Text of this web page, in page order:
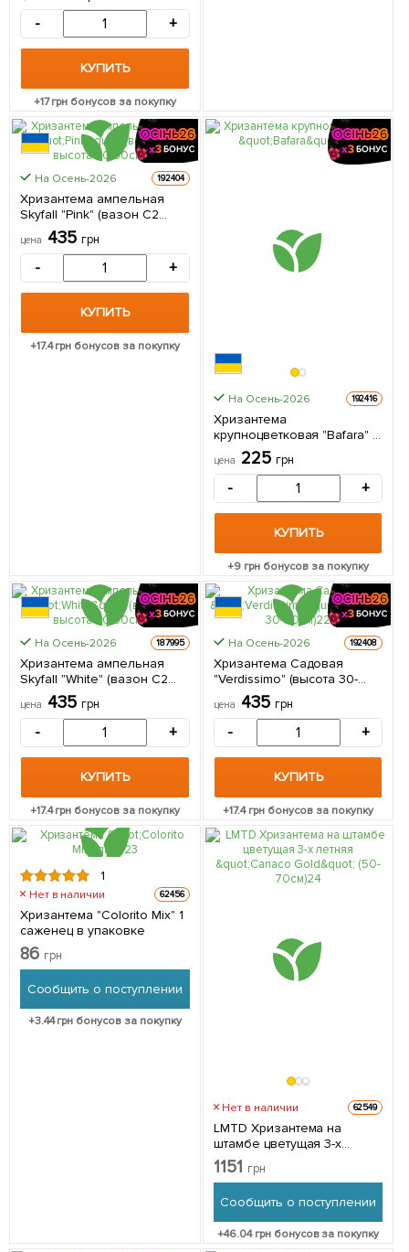
- +
КУПИТЬ
+17грн бонусов за покупку
КРУПНОМЕР
На Осень-2026 192404
Хризантема ампельная
Skyfall "Pink" (вазон C2
высота 20-30см) 1 саженец
в упаковке
цена 435 грн
- +
КУПИТЬ
+17.4грн бонусов за покупку
На Осень-2026 192416
Хризантема
крупноцветковая "Bafara" 1
саженец в упаковке
цена 225 грн
- +
КУПИТЬ
+9 грн бонусов за покупку
На Осень-2026 187995
Хризантема ампельная
Skyfall "White" (вазон C2
высота 20-30см) 1 саженец
в упаковке
цена 435 грн
- +
КУПИТЬ
+17.4грн бонусов за покупку
КРУПНОМЕР
На Осень-2026 192408
Хризантема Садовая
"Verdissimo" (высота 30-
50см) 1 саженец в
упаковке
цена 435 грн
- +
КУПИТЬ
+17.4грн бонусов за покупку
1
Нет в наличии 62456
Хризантема "Colorito Mix" 1
саженец в упаковке
86 грн
Сообщить о поступлении
+3.44грн бонусов за покупку
Нет в наличии 62549
LMTD Хризантема на
штамбе цветущая 3-х
летняя "Canaco Gold" (50-
70см) из Нидерландов 1
1151 грн
Сообщить о поступлении
+46.04грн бонусов за покупку